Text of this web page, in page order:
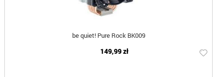
be quiet! Pure Rock BK009
149,99 zł